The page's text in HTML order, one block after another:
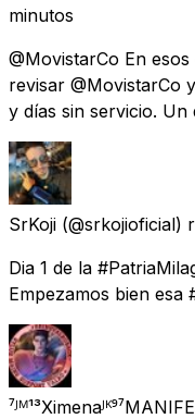
minutos
@MovistarCo En
revisar @MovistarCo
y días sin servicio. Un
SrKoji (@srkojioficial)
Dia 1 de la
Empezamos bien esa